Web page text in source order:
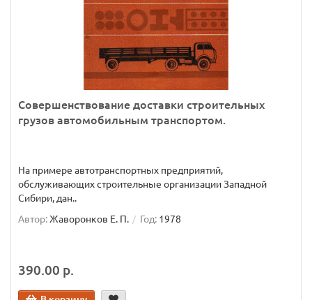
Совершенствование доставки строительных
грузов автомобильным транспортом.
На примере автотранспортных предприятий,
обслуживающих строительные организации Западной
Сибири, дан..
Автор:Жаворонков Е. П. Год: 1978
390.00 р.